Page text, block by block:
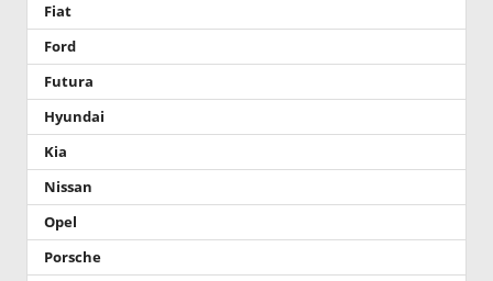
Fiat
Ford
Futura
Hyundai
Kia
Nissan
Opel
Porsche